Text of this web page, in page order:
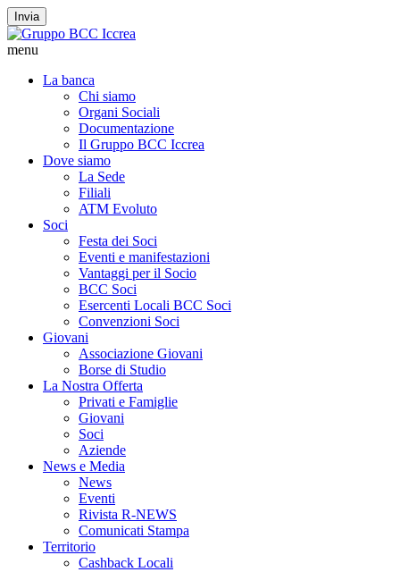
Invia
menu
La banca
Chi siamo
Organi Sociali
Documentazione
Il Gruppo BCC Iccrea
Dove siamo
La Sede
Filiali
ATM Evoluto
Soci
Festa dei Soci
Eventi e manifestazioni
Vantaggi per il Socio
BCC Soci
Esercenti Locali BCC Soci
Convenzioni Soci
Giovani
Associazione Giovani
Borse di Studio
La Nostra Offerta
Privati e Famiglie
Giovani
Soci
Aziende
News e Media
News
Eventi
Rivista R-NEWS
Comunicati Stampa
Territorio
Cashback Locali